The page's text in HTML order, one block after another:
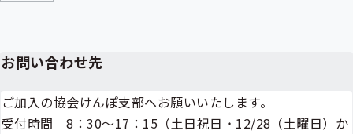
覧
サ
お問い合わせ先
ご加入の協会けんぽ支部へお願いいたします。
受付時間 8：30～17：15（土日祝日・12/28（土曜日）か